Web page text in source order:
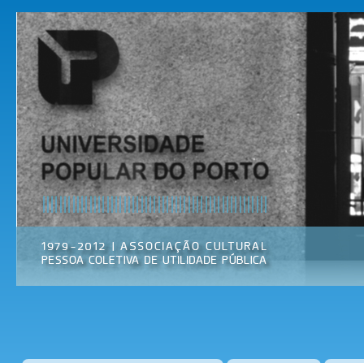
Universidade
Popular do
Porto
Associação
Cultural